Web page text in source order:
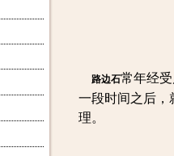
路边石常年经
一段时间之后，
理。